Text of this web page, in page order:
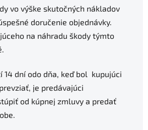
vo výške skutočných nákladov
doručenie objednávky.
na náhradu škody týmto
14 dní odo dňa, keď bol kupujúci
je predávajúci
od kúpnej zmluvy a predať